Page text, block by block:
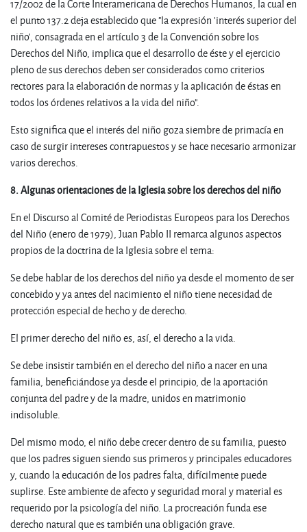
17/2002 de la Corte Interamericana de Derechos Humanos, la cual en
el punto 137.2 deja establecido que "la expresión 'interés superior del
niño', consagrada en el artículo 3 de la Convención sobre los
Derechos del Niño, implica que el desarrollo de éste y el ejercicio
pleno de sus derechos deben ser considerados como criterios
rectores para la elaboración de normas y la aplicación de éstas en
todos los órdenes relativos a la vida del niño".
Esto significa que el interés del niño goza siembre de primacía en
caso de surgir intereses contrapuestos y se hace necesario armonizar
varios derechos.
8. Algunas orientaciones de la Iglesia sobre los derechos del niño
En el Discurso al Comité de Periodistas Europeos para los Derechos
del Niño (enero de 1979), Juan Pablo II remarca algunos aspectos
propios de la doctrina de la Iglesia sobre el tema:
Se debe hablar de los derechos del niño ya desde el momento de ser
concebido y ya antes del nacimiento el niño tiene necesidad de
protección especial de hecho y de derecho.
El primer derecho del niño es, así, el derecho a la vida.
Se debe insistir también en el derecho del niño a nacer en una
familia, beneficiándose ya desde el principio, de la aportación
conjunta del padre y de la madre, unidos en matrimonio
indisoluble.
Del mismo modo, el niño debe crecer dentro de su familia, puesto
que los padres siguen siendo sus primeros y principales educadores
y, cuando la educación de los padres falta, difícilmente puede
suplirse. Este ambiente de afecto y seguridad moral y material es
requerido por la psicología del niño. La procreación funda ese
derecho natural que es también una obligación grave.